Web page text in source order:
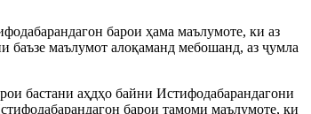
барои ҳама маълумоте, ки аз
баъзе маълумот алоқаманд мебошанд, аз ҷумла
бастани аҳдҳо байни Истифодабарандагони
барои тамоми маълумоте, ки